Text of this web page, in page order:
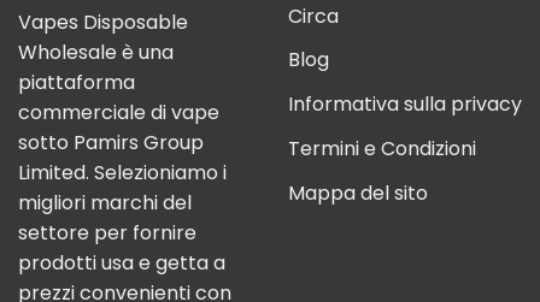
Vapes Disposable
Wholesale è una
piattaforma
commerciale di vape
sotto Pamirs Group
Limited. Selezioniamo i
migliori marchi del
settore per fornire
prodotti usa e getta a
prezzi convenienti con
Circa
Blog
Informativa sulla privacy
Termini e Condizioni
Mappa del sito